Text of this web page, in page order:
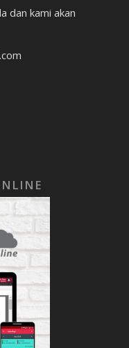
dan kami akan